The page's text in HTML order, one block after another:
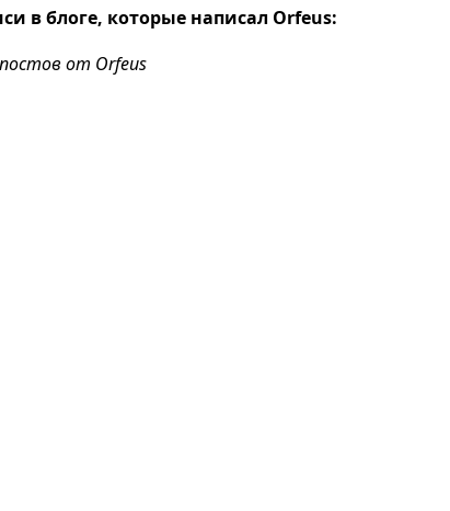
в блоге, которые написал Orfeus:
от Orfeus